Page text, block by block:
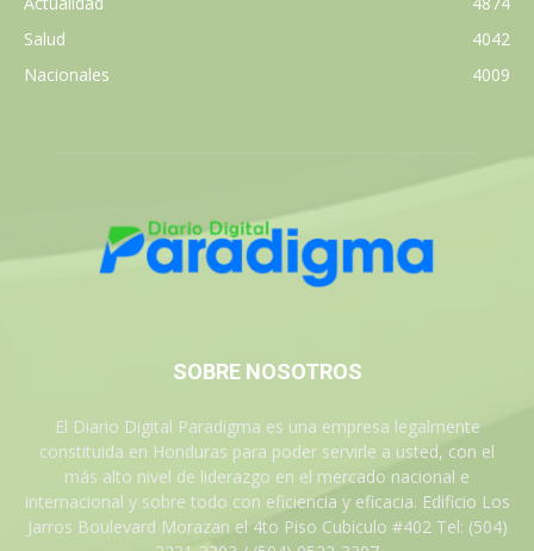
Salud
4042
Nacionales
4009
SOBRE NOSOTROS
El Diario Digital Paradigma es una empresa legalmente
constituida en Honduras para poder servirle a usted, con el
más alto nivel de liderazgo en el mercado nacional e
internacional y sobre todo con eficiencia y eficacia. Edificio Los
Jarros Boulevard Morazan el 4to Piso Cubiculo #402 Tel: (504)